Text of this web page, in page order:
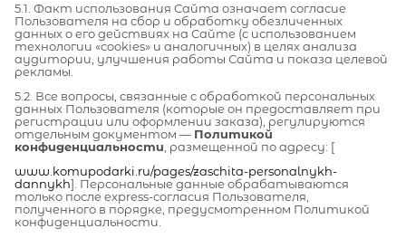
5.1. Факт использования Сайта означает согласие
Пользователя на сбор и обработку обезличенных
данных о его действиях на Сайте (с использованием
технологии «cookies» и аналогичных) в целях анализа
аудитории, улучшения работы Сайта и показа целевой
рекламы.
5.2. Все вопросы, связанные с обработкой персональных
данных Пользователя (которые он предоставляет при
регистрации или оформлении заказа), регулируются
отдельным документом — Политикой
конфиденциальности, размещенной по адресу: [
www.komupodarki.ru/pages/zaschita-personalnykh-
dannykh]. Персональные данные обрабатываются
только после express-согласия Пользователя,
полученного в порядке, предусмотренном Политикой
конфиденциальности.